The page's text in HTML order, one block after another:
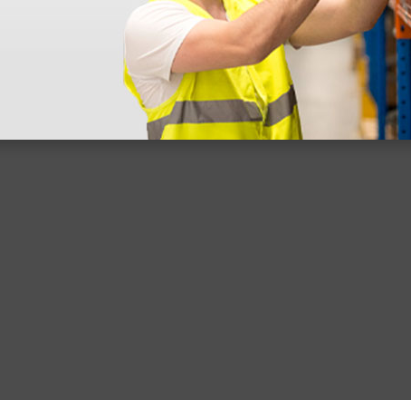
sin incluir el IVA que luego nos van a cobrar.